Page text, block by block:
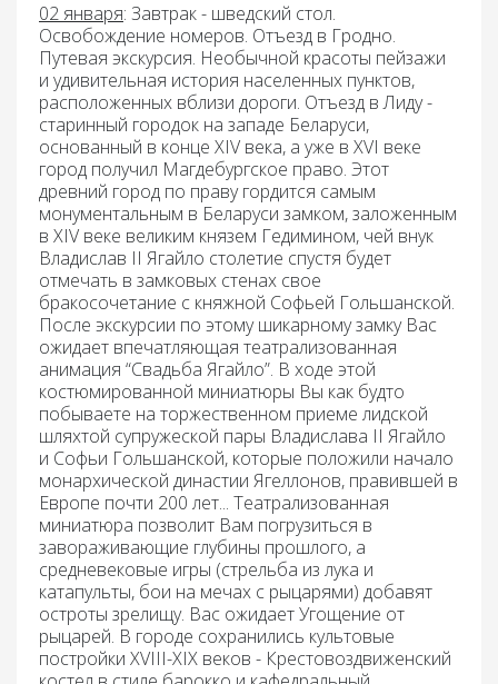
02 января: Завтрак- шведский стол.
Освобождение номеров. Отъезд в Гродно.
Путевая экскурсия. Необычной красоты пейзажи
и удивительная история населенных пунктов,
расположенных вблизи дороги. Отъезд вЛиду -
старинный городок на западе Беларуси,
основанный в конце XIV века, а уже в XVI веке
город получил Магдебургское право. Этот
древний город по праву гордится самым
монументальным в Беларуси замком, заложенным
в XIV веке великим князем Гедимином, чей внук
Владислав II Ягайло столетие спустя будет
отмечать в замковых стенах свое
бракосочетание с княжной Софьей Гольшанской.
После экскурсии по этому шикарному замку Вас
ожидает впечатляющая театрализованная
анимация “Свадьба Ягайло”. В ходе этой
костюмированной миниатюры Вы как будто
побываете на торжественном приеме лидской
шляхтой супружеской пары Владислава II Ягайло
и Софьи Гольшанской, которые положили начало
монархической династии Ягеллонов, правившей в
Европе почти 200 лет... Театрализованная
миниатюра позволит Вам погрузиться в
завораживающие глубины прошлого, а
средневековые игры (стрельба из лука и
катапульты, бои на мечах с рыцарями) добавят
остроты зрелищу. Вас ожидаетУгощение от
рыцарей. В городе сохранились культовые
постройки ХVIII-XIX веков - Крестовоздвиженский